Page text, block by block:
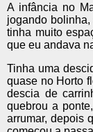
A infância no
jogando
tinha muito
que eu andava
Tinha uma
quase no Horto
descia de
quebrou a
arrumar, depois